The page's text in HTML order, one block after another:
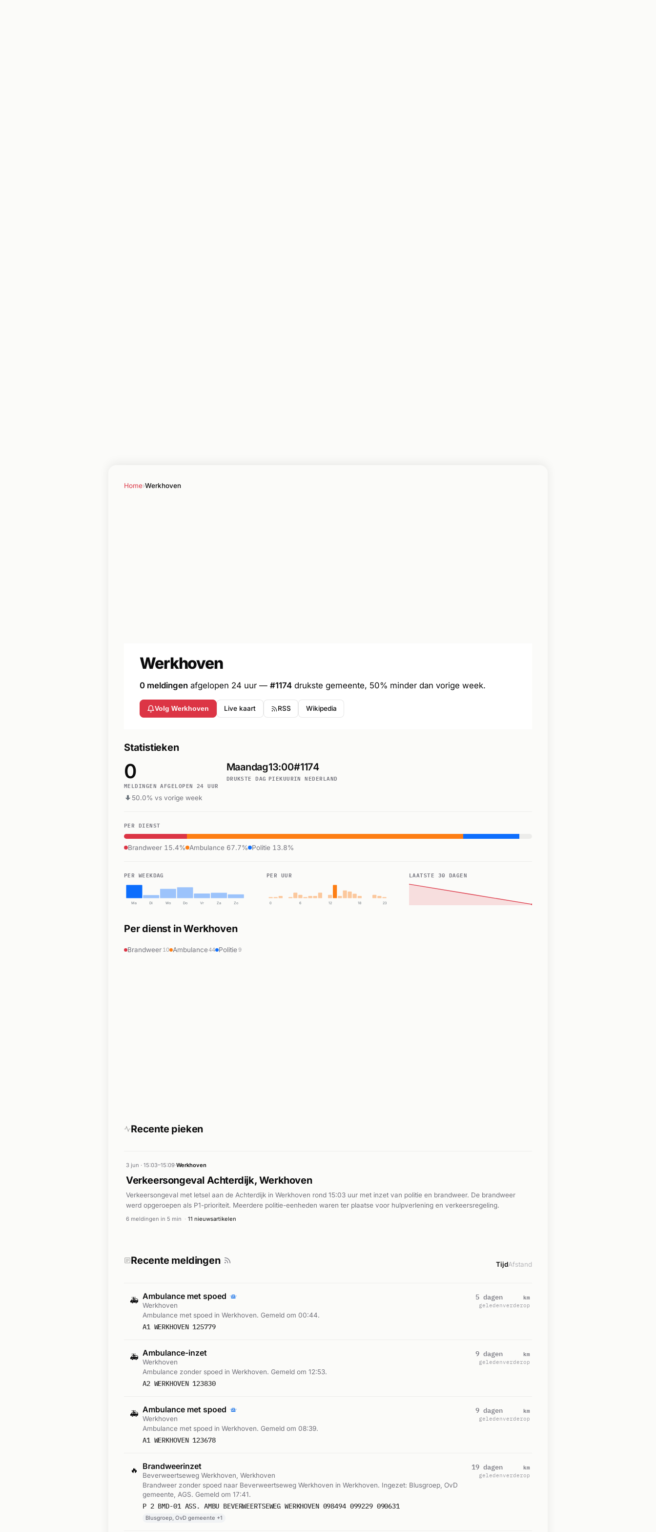
Home›Werkhoven
Werkhoven
0 meldingen afgelopen 24 uur — #1174 drukste gemeente, 50% minder dan vorige week.
Volg Werkhoven Live kaart RSS Wikipedia
Statistieken
0
MELDINGEN AFGELOPEN 24 UUR
50.0% vs vorige week
Maandag
DRUKSTE DAG
13:00
PIEKUUR
#1174
IN NEDERLAND
PER DIENST
Brandweer 15.4% Ambulance 67.7% Politie 13.8%
PER WEEKDAG
Ma Di Wo Do Vr Za Zo
PER UUR
0 6 12 18 23
LAATSTE 30 DAGEN
Per dienst in Werkhoven
Brandweer 10 Ambulance44 Politie 9
Recente pieken
3 jun · 15:03–15:09·Werkhoven
Verkeersongeval Achterdijk, Werkhoven
Verkeersongeval met letsel aan de Achterdijk in Werkhoven rond 15:03 uur met inzet van politie en brandweer. De brandweer
werd opgeroepen als P1-prioriteit. Meerdere politie-eenheden waren ter plaatse voor hulpverlening en verkeersregeling.
6 meldingen in 5 min · 11 nieuwsartikelen
Recente meldingen TijdAfstand
🚑 Ambulance met spoed
Werkhoven
Ambulance met spoed in Werkhoven. Gemeld om 00:44.
A1 WERKHOVEN 125779
5 dagen
geleden
km
verderop
🚑 Ambulance-inzet
Werkhoven
Ambulance zonder spoed in Werkhoven. Gemeld om 12:53.
A2 WERKHOVEN 123830
9 dagen
geleden
km
verderop
🚑 Ambulance met spoed
Werkhoven
Ambulance met spoed in Werkhoven. Gemeld om 08:39.
A1 WERKHOVEN 123678
9 dagen
geleden
km
verderop
🔥 Brandweerinzet
Beverweertseweg Werkhoven, Werkhoven
Brandweer zonder spoed naar Beverweertseweg Werkhoven in Werkhoven. Ingezet: Blusgroep, OvD
gemeente, AGS. Gemeld om 17:41.
P 2 BMD-01 ASS. AMBU BEVERWEERTSEWEG WERKHOVEN 098494 099229 090631
Blusgroep, OvD gemeente +1
19 dagen
geleden
km
verderop